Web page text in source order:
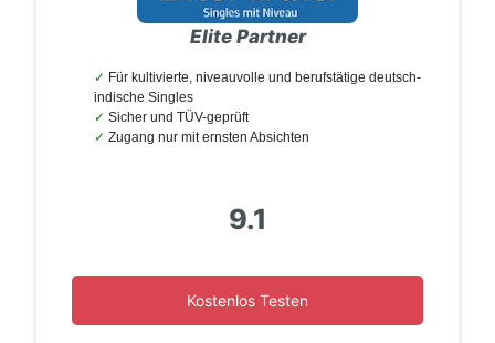
Elite Partner
Für kultivierte, niveauvolle und berufstätige deutsch-
indische Singles
Sicher und TÜV-geprüft
Zugang nur mit ernsten Absichten
9.1
Kostenlos Testen